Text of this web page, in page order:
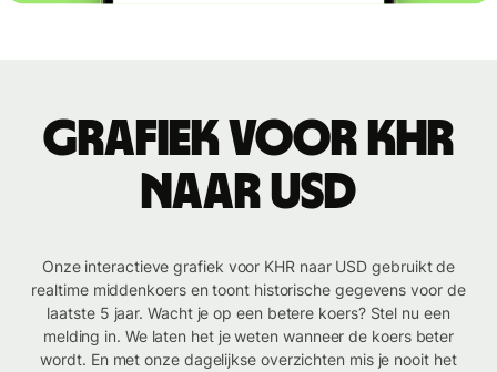
Grafiek voor KHR
naar USD
Onze interactieve grafiek voor KHR naar USD gebruikt de
realtime middenkoers en toont historische gegevens voor de
laatste 5 jaar. Wacht je op een betere koers? Stel nu een
melding in. We laten het je weten wanneer de koers beter
wordt. En met onze dagelijkse overzichten mis je nooit het